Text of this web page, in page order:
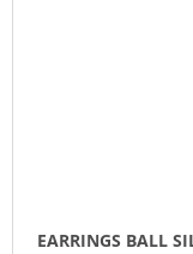
EARRINGS BALL